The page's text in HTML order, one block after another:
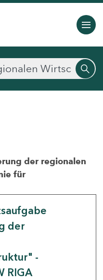
der regionalen
für
der
-
RIGA